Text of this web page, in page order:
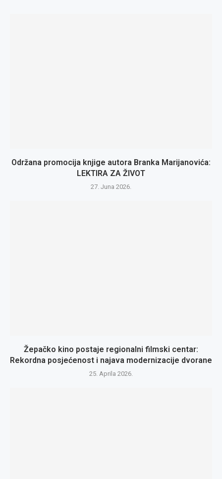
Održana promocija knjige autora Branka Marijanovića:
LEKTIRA ZA ŽIVOT
27. Juna 2026.
Žepačko kino postaje regionalni filmski centar:
Rekordna posjećenost i najava modernizacije dvorane
25. Aprila 2026.